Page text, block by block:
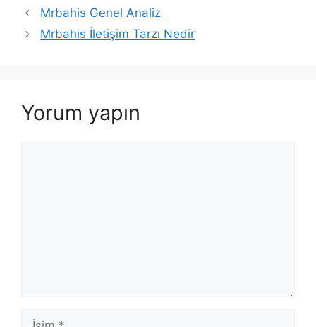
Mrbahis Genel Analiz
Mrbahis İletişim Tarzı Nedir
Yorum yapın
İsim